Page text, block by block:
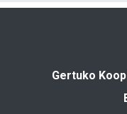
Gertuko